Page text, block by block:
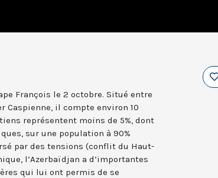
François le 2 octobre. Situé entre
Caspienne, il compte environ 10
représentent moins de 5%, dont
sur une population à 90%
par des tensions (conflit du Haut-
l’Azerbaïdjan a d’importantes
qui lui ont permis de se